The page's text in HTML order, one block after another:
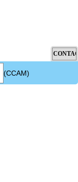
(CCAM)